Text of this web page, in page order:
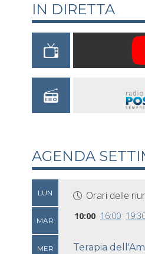
IN DIRETTA
AGENDA
LUN
MAR
MER
Orari delle
10:00 16:00
Terapia